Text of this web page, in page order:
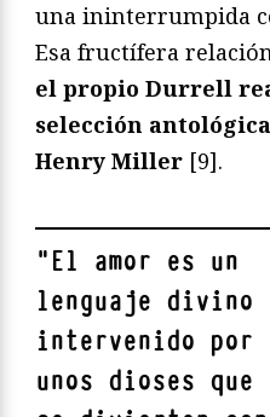
una ininterrumpida
Esa fructífera
el propio Durrell
selección
Henry Miller [9].
"El amor es un
lenguaje divino
intervenido por
unos dioses que